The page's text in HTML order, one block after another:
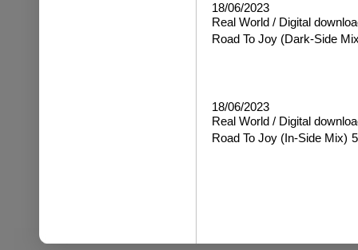
18/06/2023
Real World / Digital
Road To Joy(Dark-Side
18/06/2023
Real World / Digital
Road To Joy(In-Side Mix)